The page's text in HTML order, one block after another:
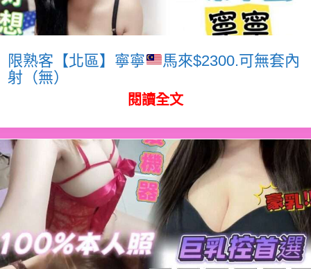
限熟客【北區】寧寧
馬來$2300.可無套內
射（無）
閱讀全文